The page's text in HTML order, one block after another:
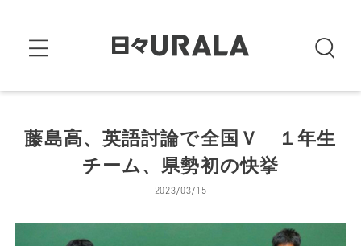
藤島高、英語討論で全国Ｖ １年生
チーム、県勢初の快挙
2023/03/15